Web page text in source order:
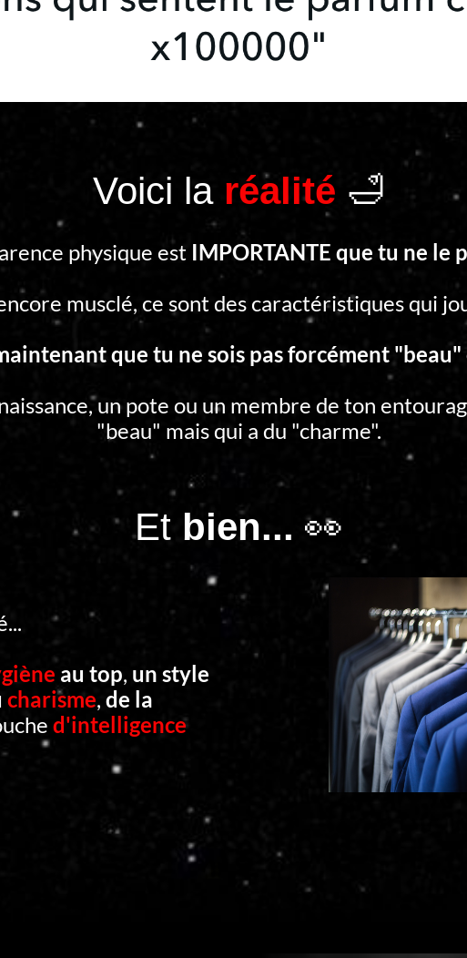
Voici la réalité 🛁
physique est IMPORTANTE que tu ne le
musclé, ce sont des caractéristiques qui
que tu ne sois pas forcément "beau"
un pote ou un membre de ton
"beau" mais qui a du "charme".
Et bien... 👀
au top, un style
charisme, de la
d'intelligence